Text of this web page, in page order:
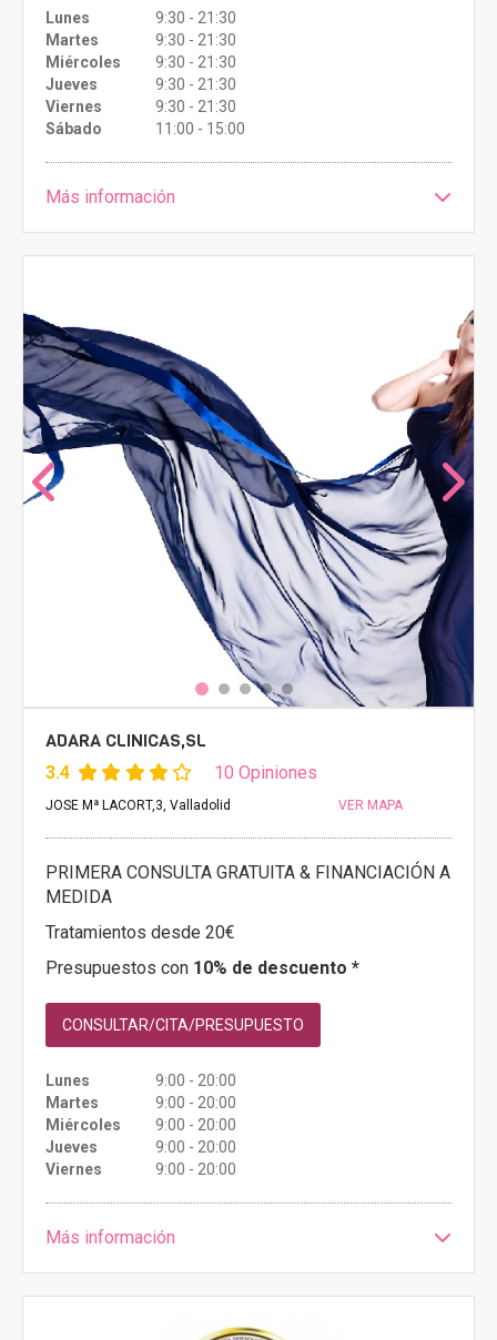
Lunes
9:30 - 21:30
Martes
9:30 - 21:30
Miércoles
9:30 - 21:30
Jueves
9:30 - 21:30
Viernes
9:30 - 21:30
Sábado
11:00 - 15:00
Más información
ADARA CLINICAS,SL
3.4 10 Opiniones
JOSE Mª LACORT,3, Valladolid VER MAPA
PRIMERA CONSULTA GRATUITA & FINANCIACIÓN A
MEDIDA
Tratamientos desde 20€
Presupuestos con 10% de descuento *
CONSULTAR/CITA/PRESUPUESTO
Lunes
9:00 - 20:00
Martes
9:00 - 20:00
Miércoles
9:00 - 20:00
Jueves
9:00 - 20:00
Viernes
9:00 - 20:00
Más información